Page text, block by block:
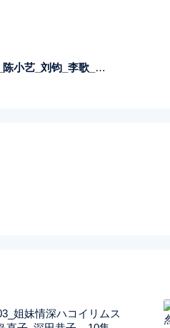
_国语中字_MP4_单集约500M_1080P
姐妹情深ハコイリムス